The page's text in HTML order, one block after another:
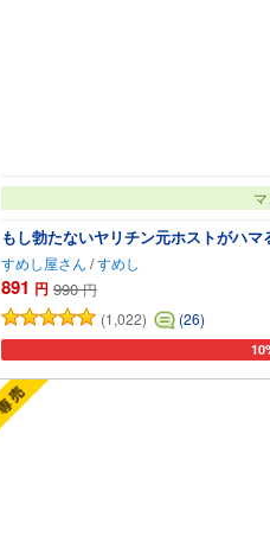
もし勃たないヤリチン元ホストがハ
すめし屋さん /すめし
891 円 990 円
(1,022)
(26)
カ